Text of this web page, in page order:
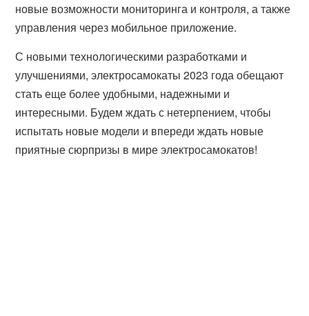
новые возможности мониторинга и контроля, а также
управления через мобильное приложение.
С новыми технологическими разработками и
улучшениями, электросамокаты 2023 года обещают
стать еще более удобными, надежными и
интересными. Будем ждать с нетерпением, чтобы
испытать новые модели и впереди ждать новые
приятные сюрпризы в мире электросамокатов!